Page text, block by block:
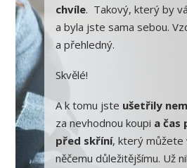
chvíle. Takový, který by
a byla jste sama sebou.
a přehledný.
Skvělé!
A k tomu jste ušetřily
za nevhodnou koupi a čas
před skříní, který můžete
něčemu důležitějšímu. Už